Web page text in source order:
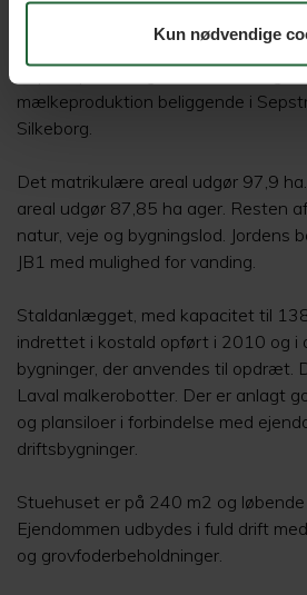
Kun nødvendige
Sepstrupvej 69, 8653 Them
Sepstrup Vestergård er en
mælkeproduktion beliggende i
Silkeborg.
Det matrikulære areal udgør 97,9
areal udgør 87,85 ha ager. Resten
natur, veje og bygningslod. Jordens
JB1 med mulighed for vanding.
Staldanlægget, med kapacitet til
indrettet i kostald opført i 2010 og i
bygninger, der anvendes til opdræt.
Laval malkerobotter. Der er anlagt
og plansiloer i forbindelse med
driftsbygninger.
Stuehuset er på 240 m2 og løbende
Ejendommen udbydes i fuld drift
og grovfoderbeholdninger.